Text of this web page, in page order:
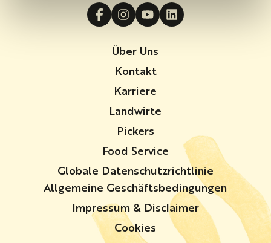
Über Uns
Kontakt
Karriere
Landwirte
Pickers
Food Service
Globale Datenschutzrichtlinie
Allgemeine Geschäftsbedingungen
Impressum & Disclaimer
Cookies